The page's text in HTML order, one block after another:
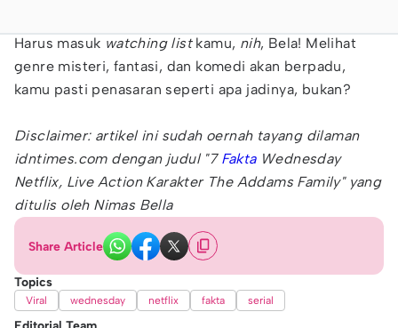
Harus masuk watching listkamu, nih, Bela! Melihat
genre misteri, fantasi, dan komedi akan berpadu,
kamu pasti penasaran seperti apa jadinya, bukan?
Disclaimer: artikel ini sudah oernah tayang dilaman
idntimes.com dengan judul "7 FaktaWednesday
Netflix, Live Action Karakter The Addams Family" yang
ditulis oleh Nimas Bella
Share Article
Topics
Viral wednesday netflix fakta serial